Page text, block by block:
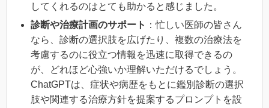
してくれるのはとても助かると感じました。
診断や治療計画のサポート ：忙しい医師の皆さん
なら、診断の選択肢を広げたり、複数の治療法を
考慮するのに役立つ情報を迅速に取得できるの
が、どれほど心強いか理解いただけるでしょう。
ChatGPTは、症状や病歴をもとに鑑別診断の選択
肢や関連する治療方針を提案するプロンプトを設